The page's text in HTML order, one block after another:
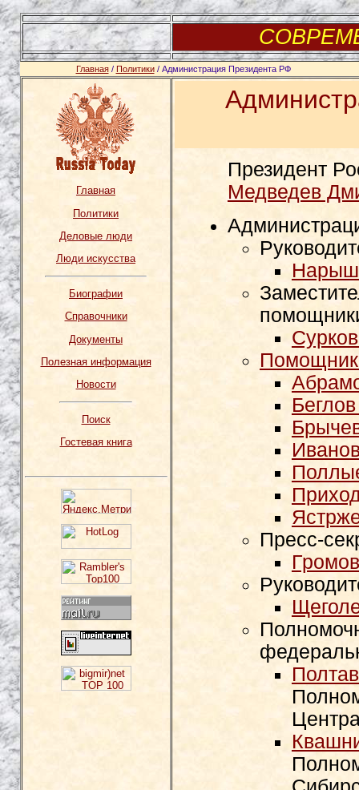
Главная/ Политики/ Администрация Президента РФ
Главная
Политики
Деловые люди
Люди искусства
Биографии
Справочники
Документы
Полезная информация
Новости
Поиск
Гостевая книга
Президент
Медведев
Пресс-